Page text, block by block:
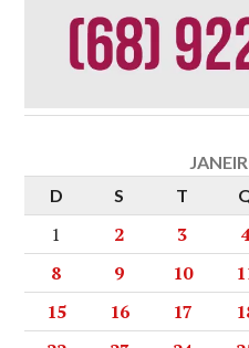
D
S T
1 2 3
8
9 10
15
16 17